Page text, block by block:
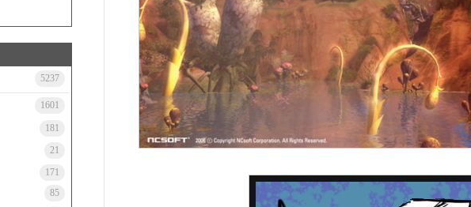
5237
1601
181
21
171
85